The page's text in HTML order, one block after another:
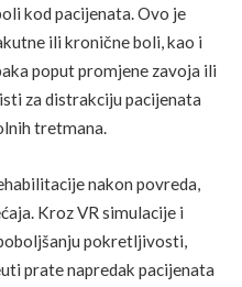
kod pacijenata. Ovo je
ili kronične boli, kao i
poput promjene zavoja ili
za distrakciju pacijenata
tretmana.
nakon povreda,
Kroz VR simulacije i
pokretljivosti,
prate napredak pacijenata